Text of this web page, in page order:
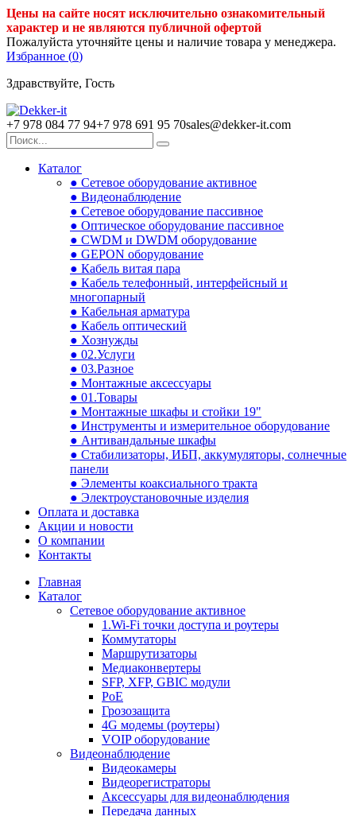
Цены на сайте носят исключительно ознакомительный
характер и не являются публичной офертой
Пожалуйста уточняйте цены и наличие товара у менеджера.
Избранное (0)
Здравствуйте, Гость
+7 978 084 77 94+7 978 691 95 70sales@dekker-it.com
Каталог
● Сетевое оборудование активное
● Видеонаблюдение
● Сетевое оборудование пассивное
● Оптическое оборудование пассивное
● CWDM и DWDM оборудование
● GEPON оборудование
● Кабель витая пара
● Кабель телефонный, интерфейсный и
многопарный
● Кабельная арматура
● Кабель оптический
● Хознужды
● 02.Услуги
● 03.Разное
● Монтажные аксессуары
● 01.Товары
● Монтажные шкафы и стойки 19"
● Инструменты и измерительное оборудование
● Антивандальные шкафы
● Стабилизаторы, ИБП, аккумуляторы, солнечные
панели
● Элементы коаксиального тракта
● Электроустановочные изделия
Оплата и доставка
Акции и новости
О компании
Контакты
Главная
Каталог
Сетевое оборудование активное
1.Wi-Fi точки доступа и роутеры
Коммутаторы
Маршрутизаторы
Медиаконвертеры
SFP, XFP, GBIC модули
PoE
Грозозащита
4G модемы (роутеры)
VOIP оборудование
Видеонаблюдение
Видеокамеры
Видеорегистраторы
Аксессуары для видеонаблюдения
Передача данных